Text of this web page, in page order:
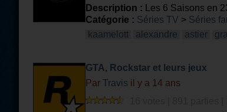
Description : Les 6 Saisons en
Catégorie : Séries TV > Séries
kaamelott
alexandre astier
GTA, Rockstar et leurs jeux
Par Travis il y a 14 ans